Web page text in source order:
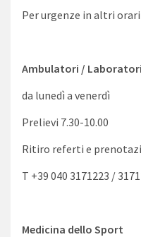
Per urgenze in altri
Ambulatori /
da lunedì a venerdì
Prelievi 7.30-10.00
Ritiro referti e
T +39 040 3171223 /
Medicina dello Sport